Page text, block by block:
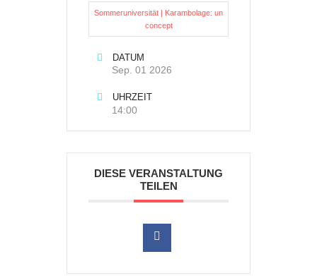
Sommeruniversität | Karambolage: un
concept
DATUM
Sep. 01 2026
UHRZEIT
14:00
DIESE VERANSTALTUNG
TEILEN